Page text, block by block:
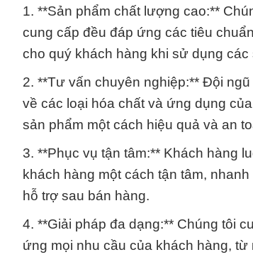
1. **Sản phẩm chất lượng cao:**
cung cấp đều đáp ứng các tiêu
cho quý khách hàng khi sử dụng
2. **Tư vấn chuyên nghiệp:** Đội
về các loại hóa chất và ứng dụng
sản phẩm một cách hiệu quả và an
3. **Phục vụ tận tâm:** Khách hàng
khách hàng một cách tận tâm,
hỗ trợ sau bán hàng.
4. **Giải pháp đa dạng:** Chúng tôi
ứng mọi nhu cầu của khách hàng,